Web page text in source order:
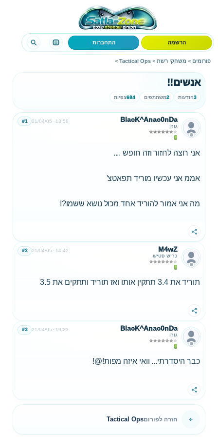
הרשמה התחברות
פורומים > משחקי רשת >
Tactical Ops
>
אנשים!!
3הודעות 2משתתפים 684צפיות
BlacK^Anac0nDa
גורו
21/04/05 13:58
#1
אני רוצה לחזור וזה חופש ....
אממ אני עכשיו מוריד תפאטצ'
מה אני אמור להוריד אחד מכול נושא ששמו?!
שתף
M4wZ
כריש פטיש
21/04/05 14:42
#2
תוריד את 3.4 תתקין אותו ואז תוריד ותתקים את 3.5
שתף
BlacK^Anac0nDa
גורו
21/04/05 19:23
#3
כבר היסדרתי... וואי איזה מפות!@!
שתף
חזרה לפורוםTactical Ops